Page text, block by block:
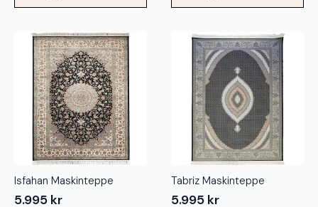
Isfahan Maskinteppe
5.995 kr
Tabriz Maskinteppe
5.995 kr